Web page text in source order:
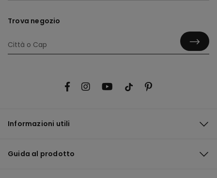
Trova negozio
Informazioni utili
Guida al prodotto